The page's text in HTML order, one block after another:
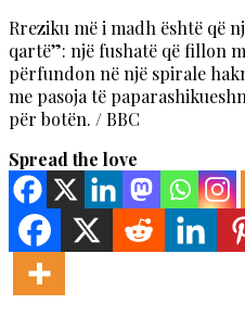
Rreziku më i madh është që
qartë”: një fushatë që fillon
përfundon në një spirale
me pasoja të
për botën. / BBC
Spread the love